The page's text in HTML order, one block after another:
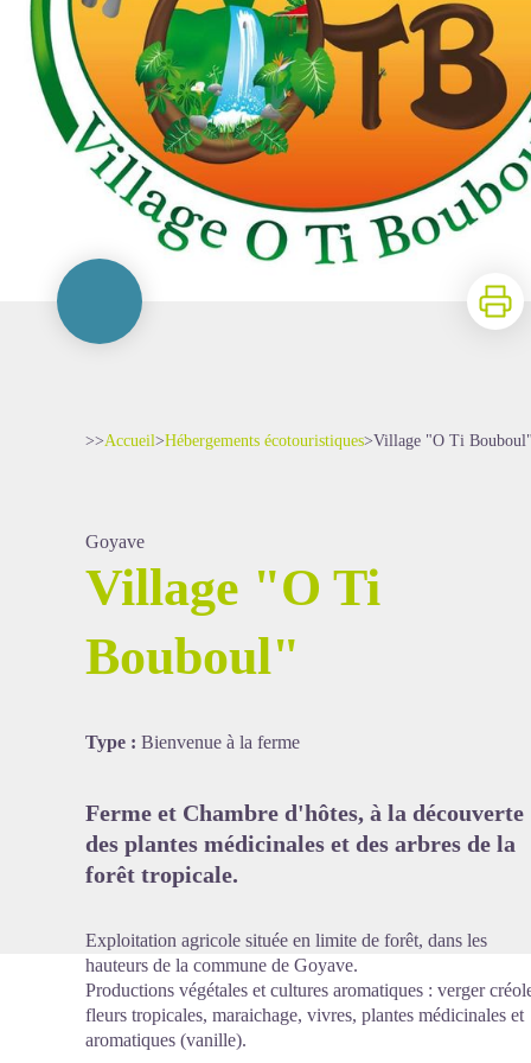
>>Accueil>Hébergements écotouristiques>Village "O Ti
Goyave
Village "O Ti
Bouboul"
Type : Bienvenue à la ferme
Ferme et Chambre d'hôtes, à la découverte
des plantes médicinales et des arbres de la
forêt tropicale.
Exploitation agricole située en limite de forêt, dans les
hauteurs de la commune de Goyave.
Productions végétales et cultures aromatiques : verger
fleurs tropicales, maraichage, vivres, plantes médicinales et
aromatiques (vanille).